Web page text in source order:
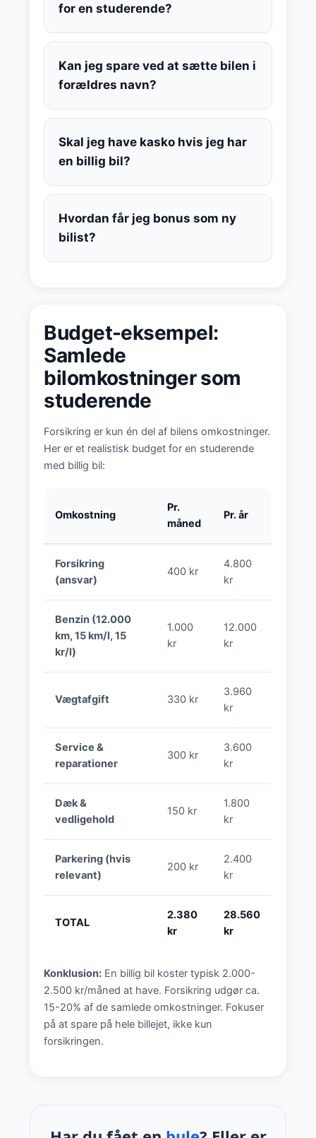
for en studerende?
Kan jeg spare ved at sætte bilen i
forældres navn?
Skal jeg have kasko hvis jeg har
en billig bil?
Hvordan får jeg bonus som ny
bilist?
Budget-eksempel:
Samlede
bilomkostninger som
studerende
Forsikring er kun én del af bilens omkostninger.
Her er et realistisk budget for en studerende
med billig bil:
Omkostning
Pr.
måned
Pr. år
Forsikring
(ansvar)
400 kr
4.800
kr
Benzin (12.000
km, 15 km/l, 15
kr/l)
1.000
kr
12.000
kr
Vægtafgift 330 kr
3.960
kr
Service &
reparationer
300 kr
3.600
kr
Dæk &
vedligehold
150 kr
1.800
kr
Parkering (hvis
relevant)
200 kr
2.400
kr
TOTAL
2.380
kr
28.560
kr
Konklusion: En billig bil koster typisk 2.000-
2.500 kr/måned at have. Forsikring udgør ca.
15-20% af de samlede omkostninger. Fokuser
på at spare på hele billejet, ikke kun
forsikringen.